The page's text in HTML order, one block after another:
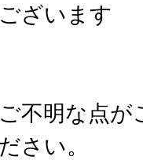
ございます
ご不明な点
ださい。